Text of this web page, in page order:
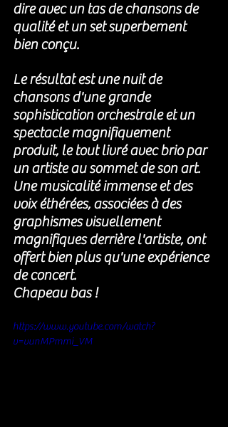
dire avec un tas de chansons de
qualité et un set superbement
bien conçu.
Le résultat est une nuit de
chansons d'une grande
sophistication orchestrale et un
spectacle magnifiquement
produit, le tout livré avec brio par
un artiste au sommet de son art.
Une musicalité immense et des
voix éthérées, associées à des
graphismes visuellement
magnifiques derrière l'artiste, ont
offert bien plus qu'une expérience
de concert.
Chapeau bas !
https://www.youtube.com/watch?
v=vunMPmmi_VM